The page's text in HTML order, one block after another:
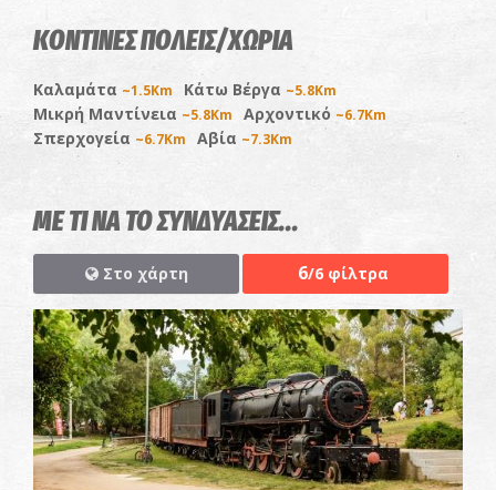
ΚΟΝΤΙΝΕΣ ΠΟΛΕΙΣ/ΧΩΡΙΑ
Καλαμάτα ~1.5Km Κάτω Βέργα ~5.8Km
Μικρή Μαντίνεια ~5.8Km Αρχοντικό ~6.7Km
Σπερχογεία ~6.7Km Αβία ~7.3Km
ΜΕ ΤΙ ΝΑ ΤΟ ΣΥΝΔΥΑΣΕΙΣ...
Στο χάρτη 6/6 φίλτρα